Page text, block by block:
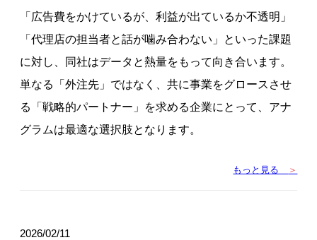
「広告費をかけているが、利益が出ているか不透明」
「代理店の担当者と話が噛み合わない」といった課題
に対し、同社はデータと熱量をもって向き合います。
単なる「外注先」ではなく、共に事業をグロースさせ
る「戦略的パートナー」を求める企業にとって、アナ
グラムは最適な選択肢となります。
もっと見る ＞
2026/02/11